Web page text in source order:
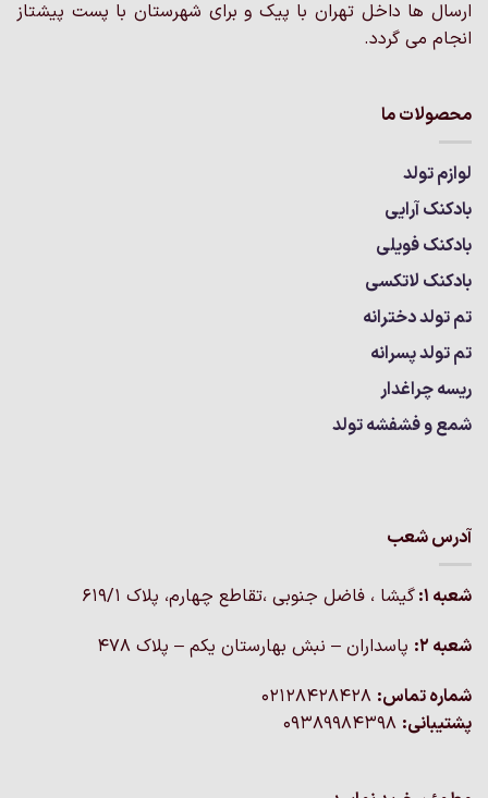
ارسال ها داخل تهران با پیک و برای شهرستان با پست پیشتاز
انجام می گردد.
محصولات ما
لوازم تولد
بادکنک آرایی
بادکنک فویلی
بادکنک لاتکسی
تم تولد دخترانه
تم تولد پسرانه
ریسه چراغدار
شمع و فشفشه تولد
آدرس شعب
شعبه 1:
گيشا ، فاضل جنوبی ،تقاطع چهارم، پلاک 619/1
شعبه 2:
پاسداران – نبش بهارستان یکم – پلاک ۴۷۸
شماره تماس:
پشتیبانی: